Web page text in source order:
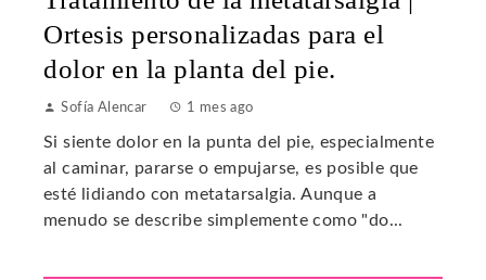
Ortesis personalizadas para el
dolor en la planta del pie.
Sofía Alencar 1 mes ago
Si siente dolor en la punta del pie, especialmente
al caminar, pararse o empujarse, es posible que
esté lidiando con metatarsalgia. Aunque a
menudo se describe simplemente como "do...